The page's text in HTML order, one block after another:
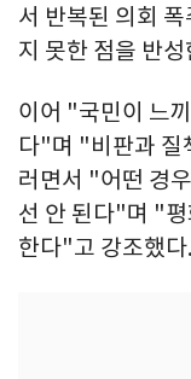
서 반복된 의회
지 못한 점을 반
이어 "국민이 느
다"며 "비판과 질
러면서 "어떤 경
선 안 된다"며 "
한다"고 강조했다.